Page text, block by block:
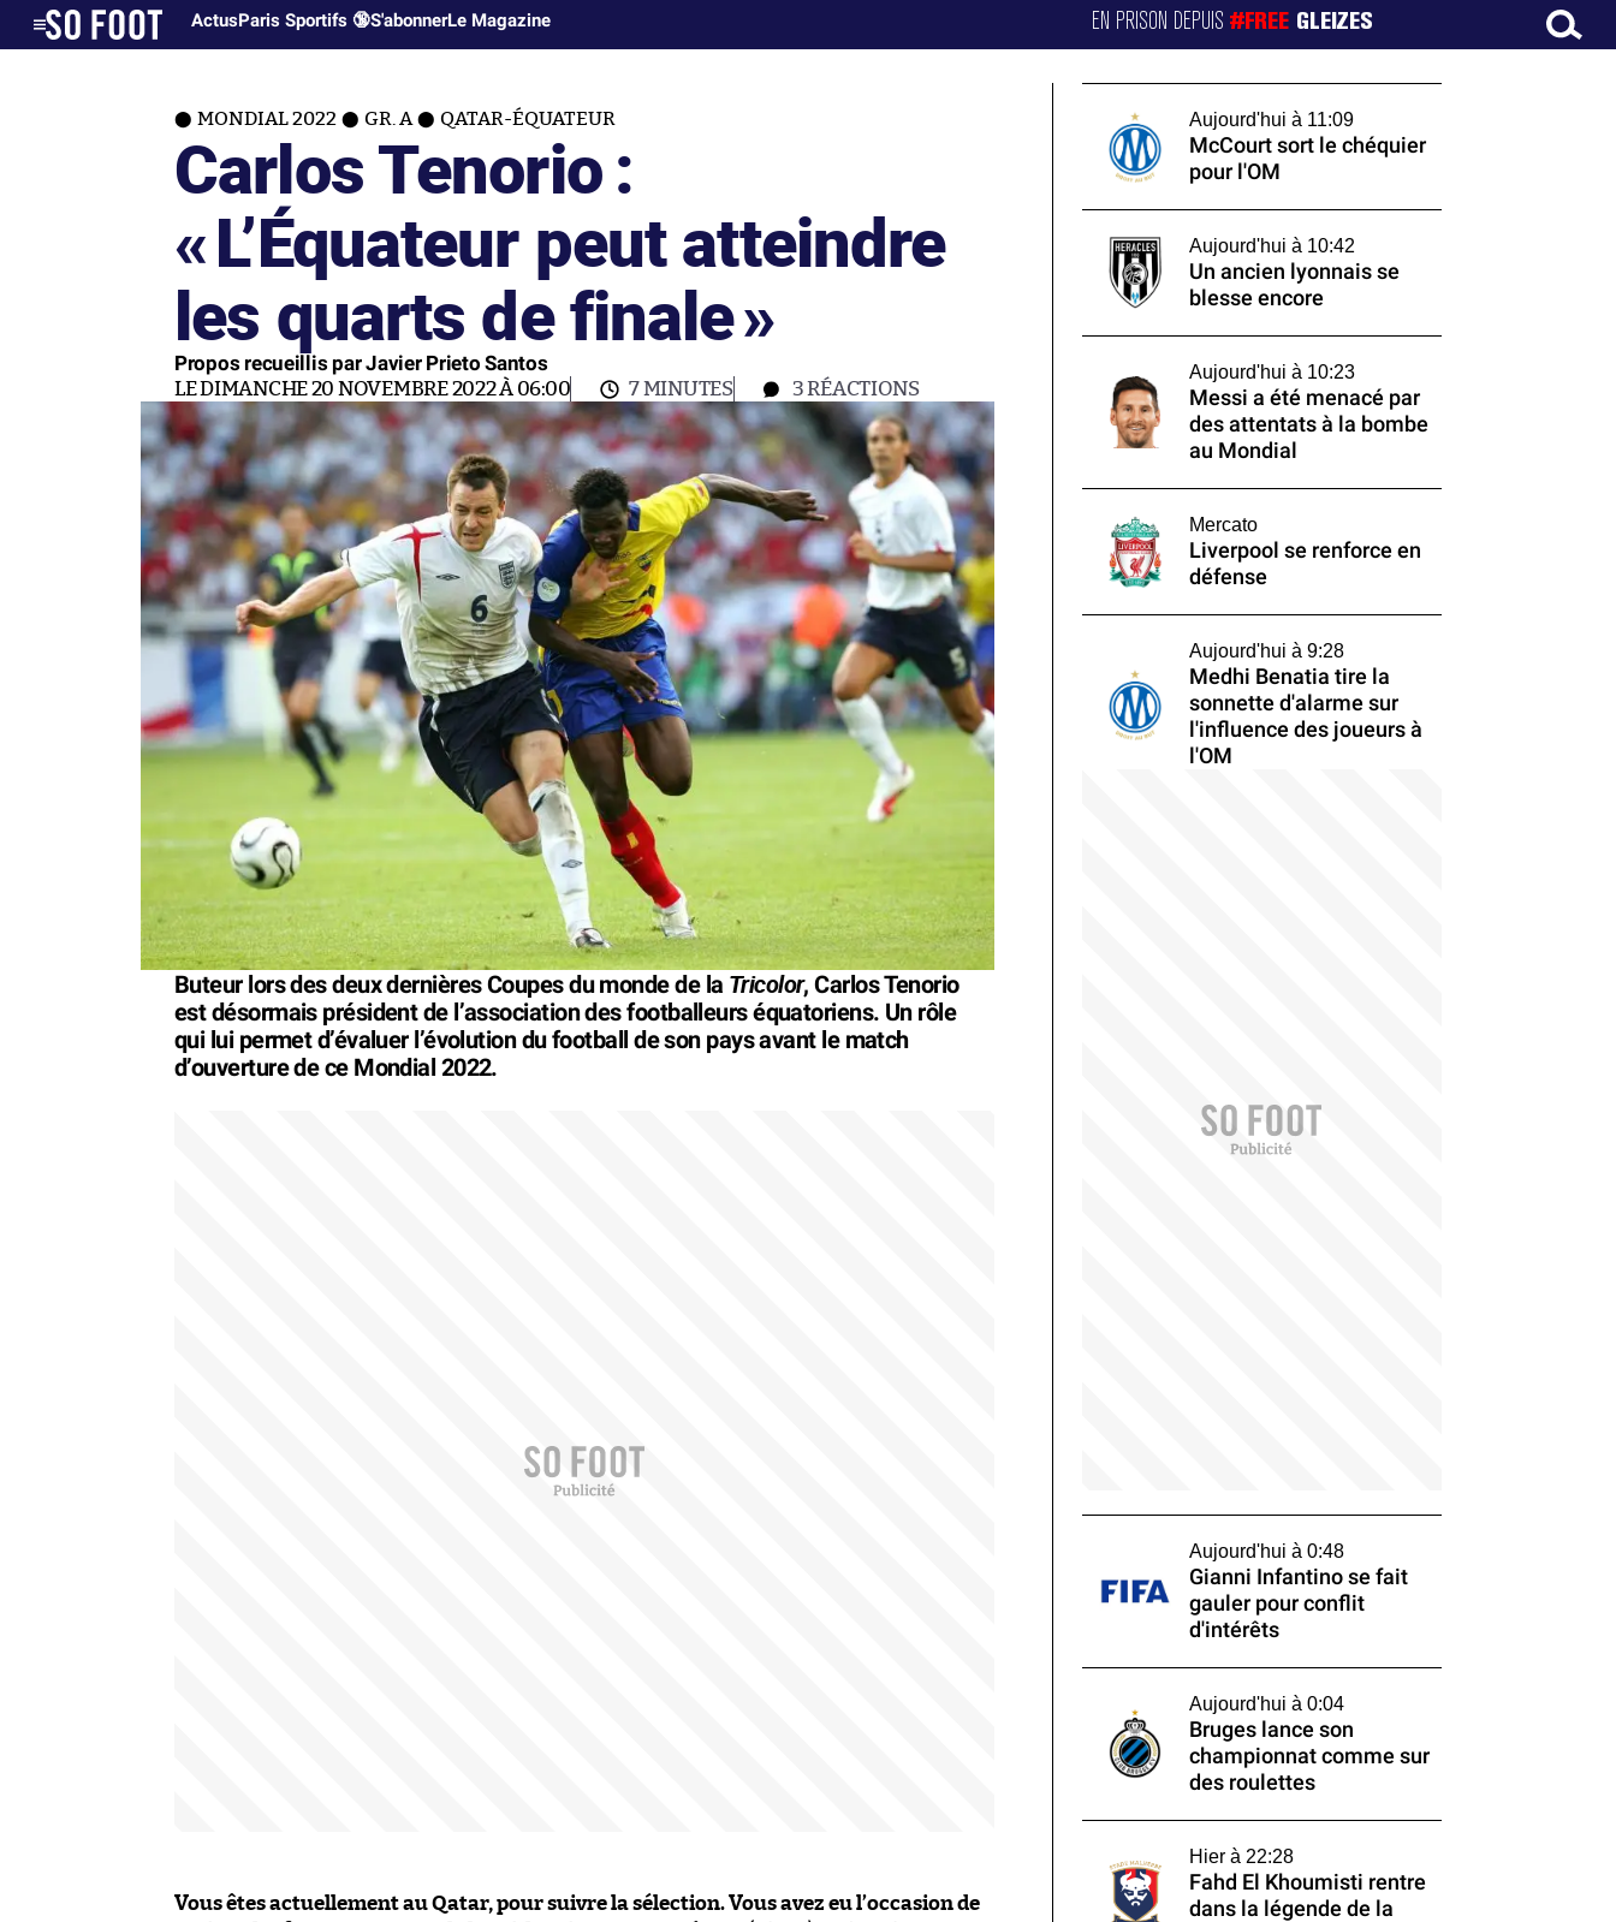
ActusParis Sportifs 🔞S'abonnerLe Magazine EN PRISON DEPUIS#FREE GLEIZES
MONDIAL 2022 GR. A QATAR-ÉQUATEUR
Carlos Tenorio :
«L’Équateur peut atteindre
les quarts de finale»
Propos recueillis par Javier Prieto Santos
LE DIMANCHE 20 NOVEMBRE 2022 À 06:00 7 MINUTES 3RÉACTIONS
Buteur lors des deux dernières Coupes du monde de la Tricolor, Carlos Tenorio
est désormais président de l’association des footballeurs équatoriens. Un rôle
qui lui permet d’évaluer l’évolution du football de son pays avant le match
d’ouverture de ce Mondial 2022.
Vous êtes actuellement au Qatar, pour suivre la sélection. Vous avez eu l’occasion de
Aujourd'hui à 11:09
McCourt sort le chéquier
pour l'OM
Aujourd'hui à 10:42
Un ancien lyonnais se
blesse encore
Aujourd'hui à 10:23
Messi a été menacé par
des attentats à la bombe
au Mondial
Mercato
Liverpool se renforce en
défense
Aujourd'hui à 9:28
Medhi Benatia tire la
sonnette d'alarme sur
l'influence des joueurs à
l'OM
Aujourd'hui à 0:48
Gianni Infantino se fait
gauler pour conflit
d'intérêts
Aujourd'hui à 0:04
Bruges lance son
championnat comme sur
des roulettes
Hier à 22:28
Fahd El Khoumisti rentre
dans la légende de la